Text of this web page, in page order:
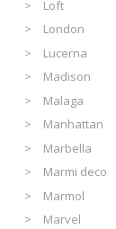
Loft
London
Lucerna
Madison
Malaga
Manhattan
Marbella
Marmi deco
Marmol
Marvel